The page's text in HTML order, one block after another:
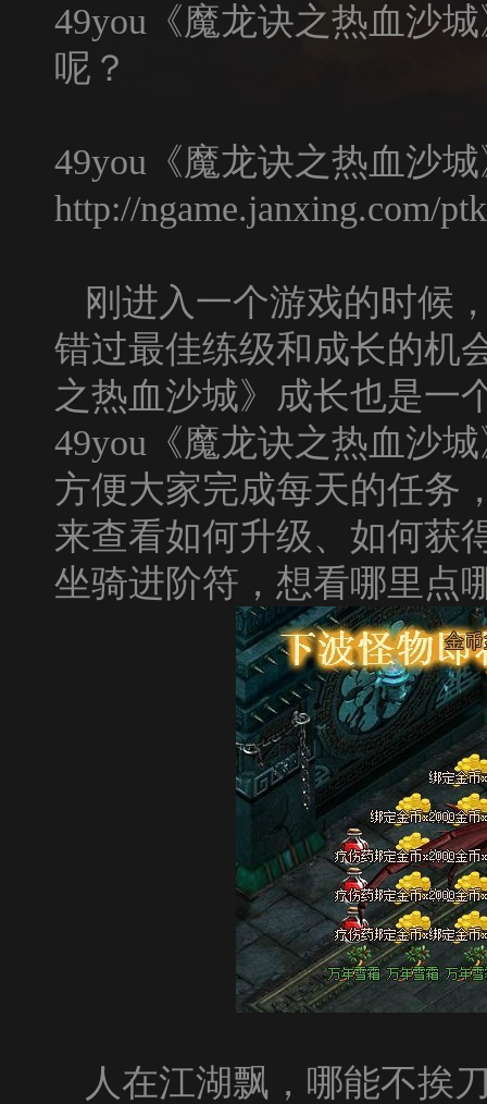
49you 《魔龙诀之热血沙城
呢？
49you 《魔龙诀之热血沙
http://ngame.janxing.com/
刚进入一个游戏的时候
错过最佳练级和成长的机
之热血沙城》成长也是一
49you 《魔龙诀之热血沙
方便大家完成每天的任务
来查看如何升级、如何获
坐骑进阶符，想看哪里点
人在江湖飘，哪能不挨